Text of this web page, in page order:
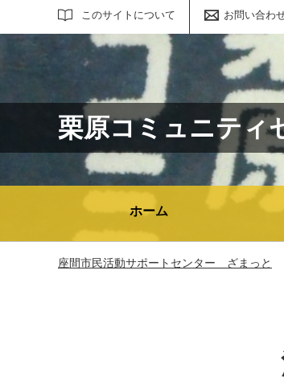
このサイトについて お問い合わ
サイト内検索
栗原コミュニティ
ホーム
座間市民活動サポートセンター ざまっと